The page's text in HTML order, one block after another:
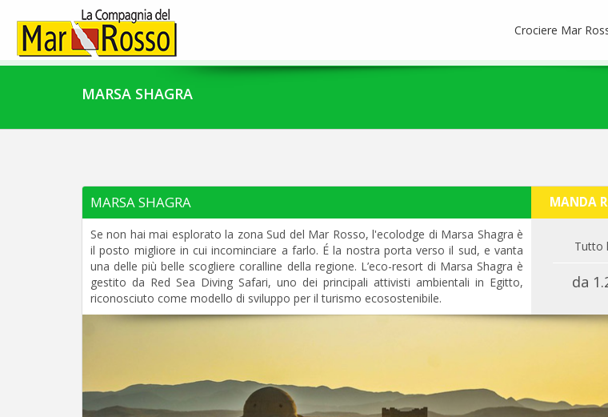
Crociere Mar
MARSA SHAGRA
MARSA SHAGRA
Se non hai mai esplorato la zona Sud del Mar Rosso, l'ecolodge di Marsa Shagra è
il posto migliore in cui incominciare a farlo. É la nostra porta verso il sud, e vanta
una delle più belle scogliere coralline della regione. L’eco-resort di Marsa Shagra è
gestito da Red Sea Diving Safari, uno dei principali attivisti ambientali in Egitto,
riconosciuto come modello di sviluppo per il turismo ecosostenibile.
MANDA
Tutto
da